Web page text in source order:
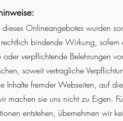
dieses Onlineangebotes wurden
bindende Wirkung,
verpflichtende Belehrungen
soweit vertragliche
Inhalte fremder Webseiten, auf
machen sie uns nicht zu Eigen.
entstehen, übernehmen wir